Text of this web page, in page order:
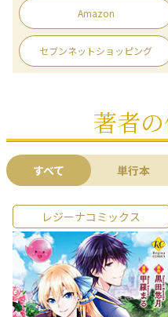
Amazon
セブンネットショッピング
著者
すべて 単行本
レジーナコミックス